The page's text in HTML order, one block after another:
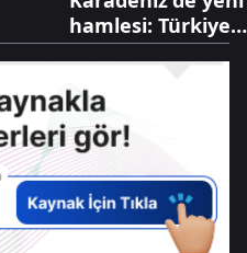
hamlesi: Türkiye
Bulgaristan'da